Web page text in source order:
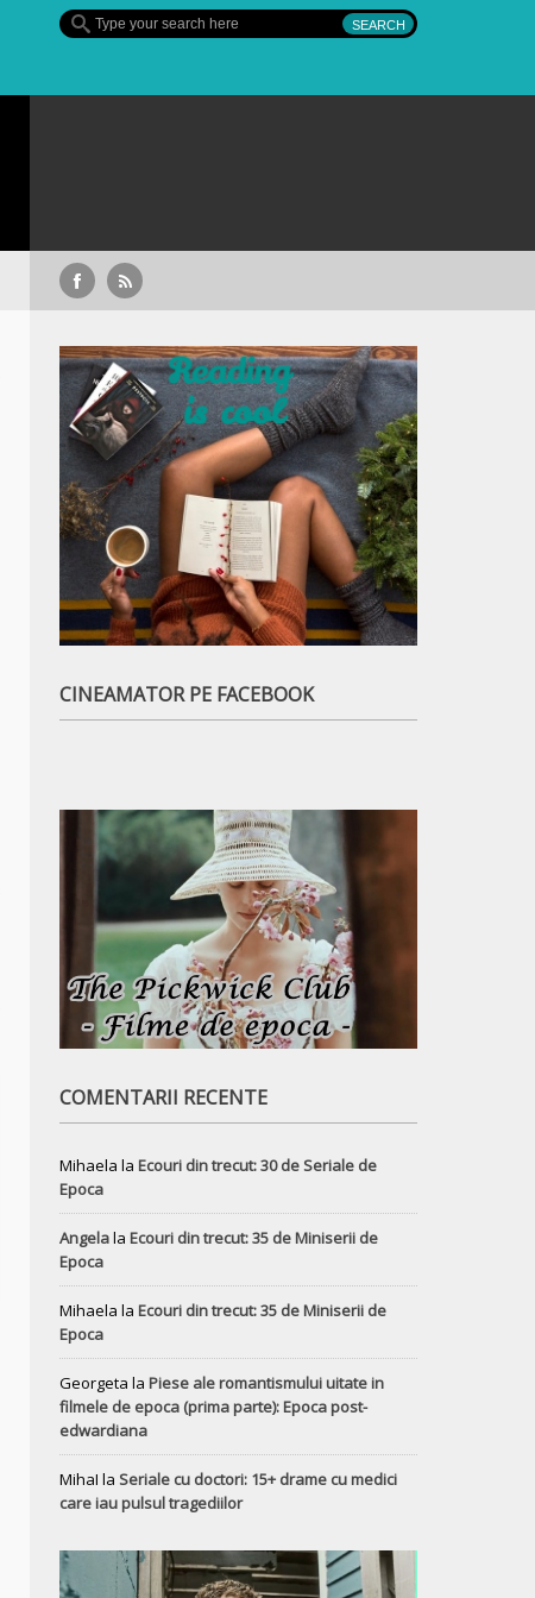
CINEAMATOR PE FACEBOOK
COMENTARII RECENTE
Mihaela la Ecouri din trecut: 30 de Seriale de
Epoca
Angelala Ecouri din trecut: 35 de Miniserii de
Epoca
Mihaela la Ecouri din trecut: 35 de Miniserii de
Epoca
Georgeta la Piese ale romantismului uitate in
filmele de epoca (prima parte): Epoca post-
edwardiana
MihaI la Seriale cu doctori: 15+ drame cu medici
care iau pulsul tragediilor